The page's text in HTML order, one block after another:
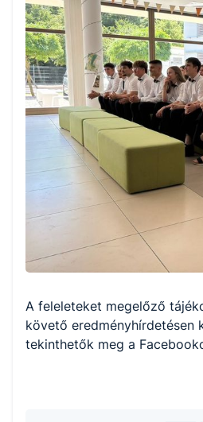
A feleleteket megelőző
követő eredményhírdetésen
tekinthetők meg a